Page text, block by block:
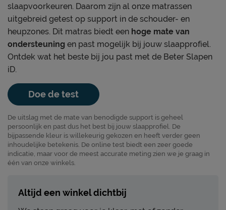
slaapvoorkeuren. Daarom zijn al onze matrassen
uitgebreid getest op support in de schouder- en
heupzones. Dit matras biedt een hoge mate van
ondersteuning en past mogelijk bij jouw slaapprofiel.
Ontdek wat het beste bij jou past met de Beter Slapen
iD.
Doe de test
De uitslag met de mate van benodigde support is geheel
persoonlijk en past dus het best bij jouw slaapprofiel. De
bijpassende kleur is willekeurig gekozen en heeft verder geen
inhoudelijke betekenis. De online test biedt een zeer goede
indicatie, maar voor de meest accurate meting zien we je graag in
één van onze winkels.
Altijd een winkel dichtbij